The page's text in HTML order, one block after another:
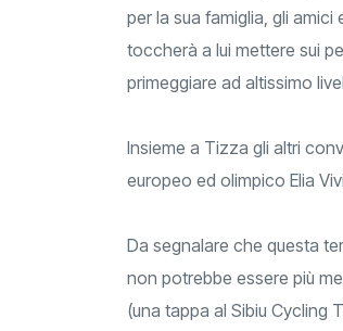
per la sua famiglia, gli
toccherà a lui mettere sui
primeggiare ad altissimo
Insieme a Tizza gli altri
europeo ed olimpico Elia
Da segnalare che questa
non potrebbe essere più
(una tappa al Sibiu Cycling